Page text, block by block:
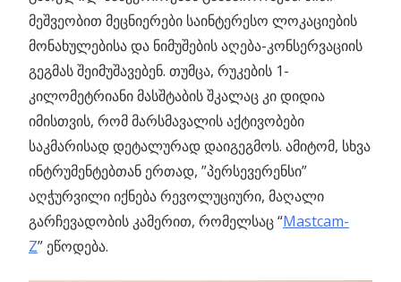
მეშვეობით მეცნიერები საინტერესო ლოკაციების
მონახულებისა და ნიმუშების აღება-კონსერვაციის
გეგმას შეიმუშავებენ. თუმცა, რუკების 1-
კილომეტრიანი მასშტაბის შკალაც კი დიდია
იმისთვის, რომ მარსმავალის აქტივობები
საკმარისად დეტალურად დაიგეგმოს. ამიტომ, სხვა
ინტრუმენტებთან ერთად, ”პერსევერენსი”
აღჭურვილი იქნება რევოლუციური, მაღალი
გარჩევადობის კამერით, რომელსაც “Mastcam-
Z” ეწოდება.